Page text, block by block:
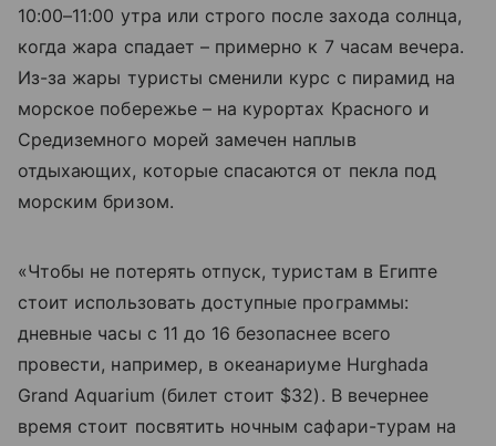
10:00–11:00 утра или строго после захода солнца,
когда жара спадает – примерно к 7 часам вечера.
Из-за жары туристы сменили курс с пирамид на
морское побережье – на курортах Красного и
Средиземного морей замечен наплыв
отдыхающих, которые спасаются от пекла под
морским бризом.
«Чтобы не потерять отпуск, туристам в Египте
стоит использовать доступные программы:
дневные часы с 11 до 16 безопаснее всего
провести, например, в океанариуме Hurghada
Grand Aquarium (билет стоит $32). В вечернее
время стоит посвятить ночным сафари-турам на